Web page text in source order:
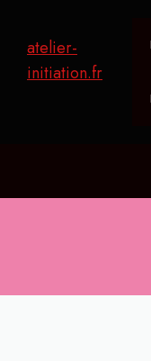
contenu
atelier-
initiation.fr